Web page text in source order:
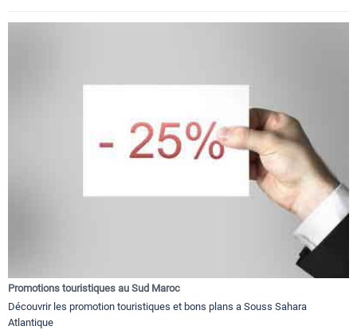
Promotions touristiques au Sud Maroc
Découvrir les promotion touristiques et bons plans a Souss Sahara
Atlantique